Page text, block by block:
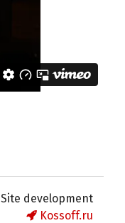
Site development
Kossoff.ru